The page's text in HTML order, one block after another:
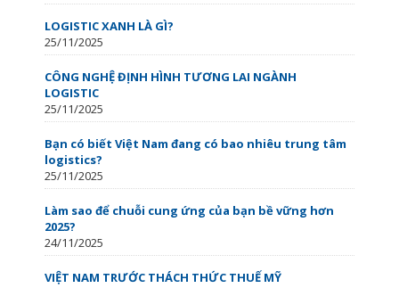
LOGISTIC XANH LÀ GÌ?
25/11/2025
CÔNG NGHỆ ĐỊNH HÌNH TƯƠNG LAI NGÀNH
LOGISTIC
25/11/2025
Bạn có biết Việt Nam đang có bao nhiêu trung tâm
logistics?
25/11/2025
Làm sao để chuỗi cung ứng của bạn bề vững hơn
2025?
24/11/2025
VIỆT NAM TRƯỚC THÁCH THỨC THUẾ MỸ